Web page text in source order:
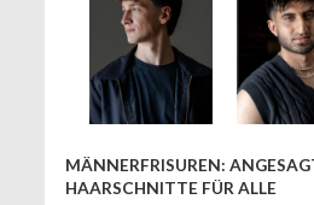
MÄNNERFRISUREN:
HAARSCHNITTE FÜR ALLE